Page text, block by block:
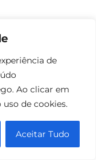
de
Ao clicar em
de cookies.
Aceitar Tudo